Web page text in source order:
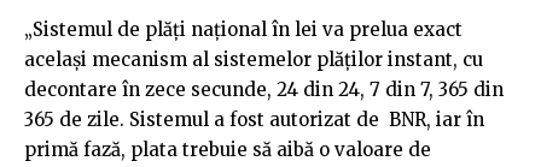
„Sistemul de plăţi naţional în lei va prelua exact
acelaşi mecanism al sistemelor plăţilor instant, cu
decontare în zece secunde, 24 din 24, 7 din 7, 365 din
365 de zile. Sistemul a fost autorizat de BNR, iar în
primă fază, plata trebuie să aibă o valoare de